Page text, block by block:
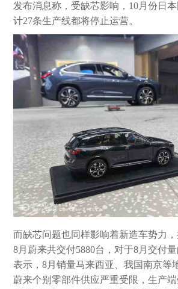
发布消息称，受缺芯影响，10月份日
计27条生产线都将停止运营。
而缺芯问题也同样影响着新造车势力，
8月蔚来共交付5880台，对于8月交付
表示，8月销量马来西亚、我国南京等
蔚来个别零部件供应严重受限，生产